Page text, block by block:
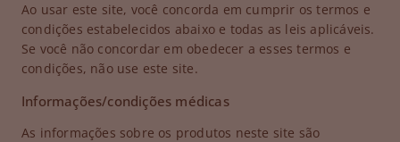
Ao usar este site, você concorda em cumprir os termos e
condições estabelecidos abaixo e todas as leis aplicáveis.
Se você não concordar em obedecer a esses termos e
condições, não use este site.
Informações/condições médicas
As informações sobre os produtos neste site são